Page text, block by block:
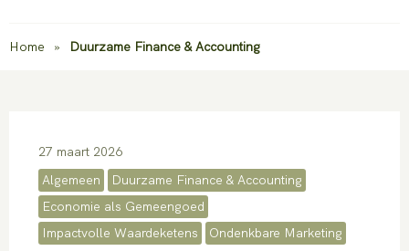
Home » Duurzame Finance & Accounting
27 maart 2026
Algemeen
Duurzame Finance & Accounting
Economie als Gemeengoed
Impactvolle Waardeketens
Ondenkbare Marketing